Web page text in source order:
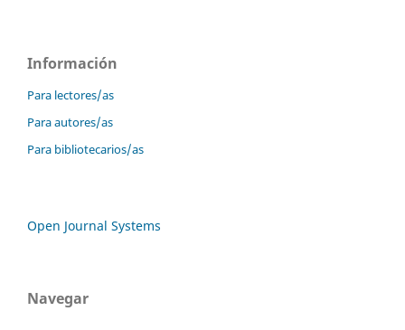
Información
Para lectores/as
Para autores/as
Para bibliotecarios/as
Open Journal Systems
Navegar